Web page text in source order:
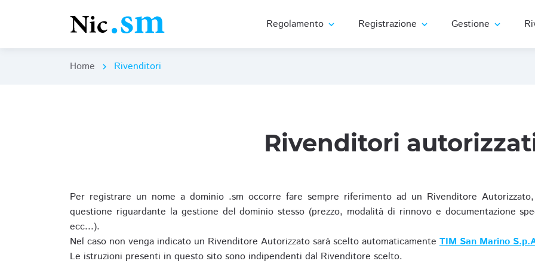
Regolamento expand_more Registrazione expand_more Gestione expand_more
Home chevron_right Rivenditori
Rivenditori
Per registrare un nome a dominio .sm occorre fare sempre riferimento ad un Rivenditore
questione riguardante la gestione del dominio stesso (prezzo, modalità di rinnovo e documentazione
ecc...).
Nel caso non venga indicato un Rivenditore Autorizzato sarà scelto automaticamente TIM San Marino
Le istruzioni presenti in questo sito sono indipendenti dal Rivenditore scelto.